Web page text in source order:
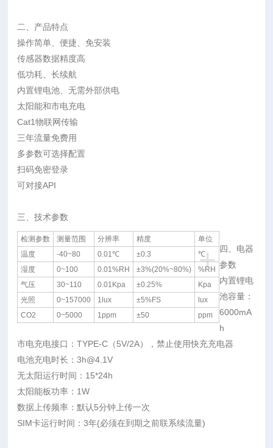
二、产品特点
操作简单、便捷、免安装
传感器数据精度高
低功耗、长续航
内置锂电池、无需外部供电
太阳能和市电充电
Cat1物联网传输
三年流量免费用
多参数可选择配置
扫码免密登录
可对接API
三、技术参数
+
检测参数 测量范围 分辨率 精度
单位
温度
-40~80 0.01℃ ±0.3
℃
湿度
0~100 0.01%RH ±3%(20%~80%)
%RH
气压
30~110 0.01Kpa ±0.25%
Kpa
光照
0~157000 1lux ±5%FS
lux
CO2
0~5000 1ppm ±50 ppm
四、电器
参数
内置锂电
池容量：
6000mA
h
市电充电接口：TYPE-C（5V/2A），禁止使用快充充电器
电池充电时长：3h@4.1V
无太阳运行时间：15*24h
太阳能板功率：1W
数据上传频率：默认5分钟上传一次
SIM卡运行时间：3年(必须在到期之前联系续流量)